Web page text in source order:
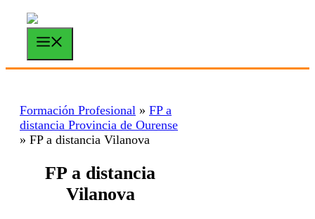
Saltar
contenido
Formación Profesional » FP a
distancia Provincia de Ourense
» FP a distancia Vilanova
FP a distancia
Vilanova